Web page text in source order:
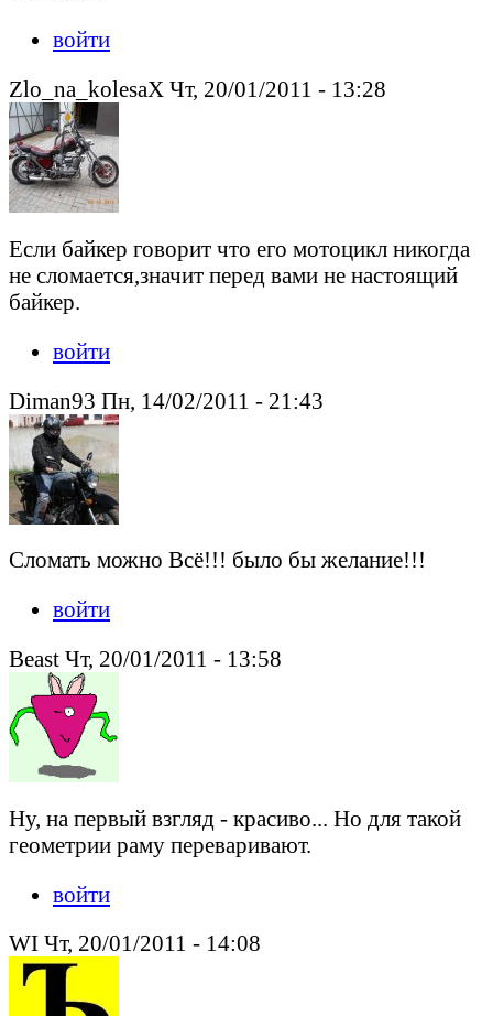
войти
Zlo_na_kolesaX Чт, 20/01/2011 - 13:28
Если байкер говорит что его мотоцикл никогда
не сломается,значит перед вами не настоящий
байкер.
войти
Diman93 Пн, 14/02/2011 - 21:43
Сломать можно Всё!!! было бы желание!!!
войти
Beast Чт, 20/01/2011 - 13:58
Ну, на первый взгляд - красиво... Но для такой
геометрии раму переваривают.
войти
WI Чт, 20/01/2011 - 14:08